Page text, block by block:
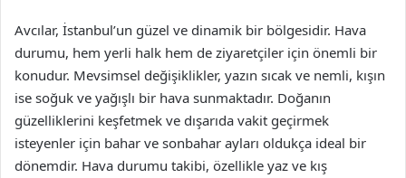
Avcılar, İstanbul’un güzel ve dinamik bir bölgesidir. Hava
durumu, hem yerli halk hem de ziyaretçiler için önemli bir
konudur. Mevsimsel değişiklikler, yazın sıcak ve nemli, kışın
ise soğuk ve yağışlı bir hava sunmaktadır. Doğanın
güzelliklerini keşfetmek ve dışarıda vakit geçirmek
isteyenler için bahar ve sonbahar ayları oldukça ideal bir
dönemdir. Hava durumu takibi, özellikle yaz ve kış